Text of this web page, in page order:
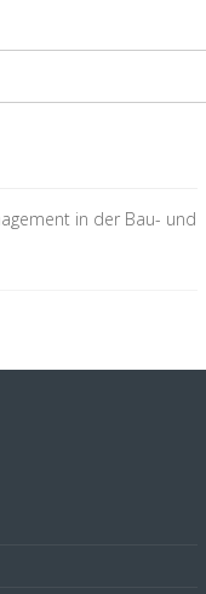
in der Bau- und